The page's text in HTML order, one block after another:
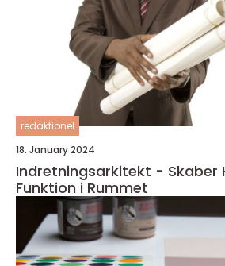
redaktionel
18. January 2024
Indretningsarkitekt - Skaber
Funktion i Rummet